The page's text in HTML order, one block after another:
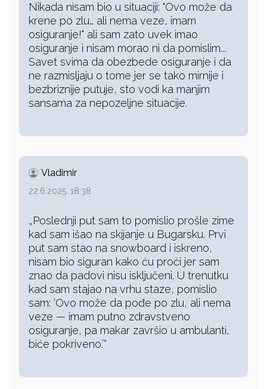
Nikada nisam bio u situaciji: "Ovo može da
krene po zlu… ali nema veze, imam
osiguranje!" ali sam zato uvek imao
osiguranje i nisam morao ni da pomislim...
Savet svima da obezbede osiguranje i da
ne razmisljaju o tome jer se tako mirnije i
bezbriznije putuje, sto vodi ka manjim
sansama za nepozeljne situacije.
Vladimir
22.6.2025. 18:38
„Poslednji put sam to pomislio prošle zime
kad sam išao na skijanje u Bugarsku. Prvi
put sam stao na snowboard i iskreno,
nisam bio siguran kako ću proći jer sam
znao da padovi nisu isključeni. U trenutku
kad sam stajao na vrhu staze, pomislio
sam: ‘Ovo može da pođe po zlu, ali nema
veze — imam putno zdravstveno
osiguranje, pa makar završio u ambulanti,
biće pokriveno.’“